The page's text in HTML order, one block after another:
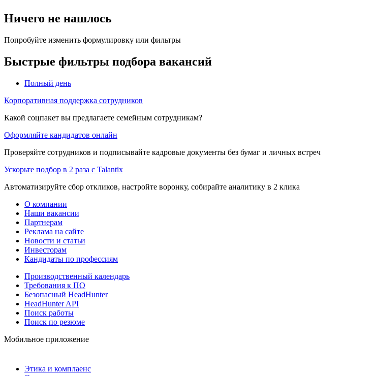
Ничего не нашлось
Попробуйте изменить формулировку или фильтры
Быстрые фильтры подбора вакансий
Полный день
Корпоративная поддержка сотрудников
Какой соцпакет вы предлагаете семейным сотрудникам?
Оформляйте кандидатов онлайн
Проверяйте сотрудников и подписывайте кадровые документы без бумаг и личных встреч
Ускорьте подбор в 2 раза с Talantix
Автоматизируйте сбор откликов, настройте воронку, собирайте аналитику в 2 клика
О компании
Наши вакансии
Партнерам
Реклама на сайте
Новости и статьи
Инвесторам
Кандидаты по профессиям
Производственный календарь
Требования к ПО
Безопасный HeadHunter
HeadHunter API
Поиск работы
Поиск по резюме
Мобильное приложение
Этика и комплаенс